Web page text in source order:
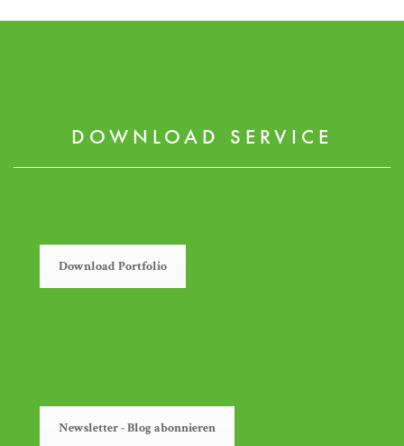
DOWNLOAD SERVICE
Download Portfolio
Newsletter - Blog abonnieren